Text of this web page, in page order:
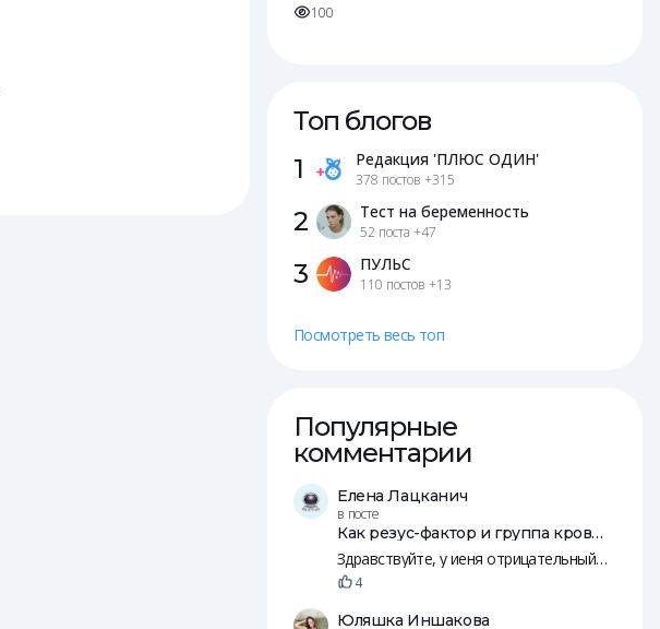
100
Топ блогов
1
Редакция 'ПЛЮС ОДИН'
378 постов+315
2 Тест на беременность
52 поста+47
3 ПУЛЬС
110 постов+13
Посмотреть весь топ
Популярные
комментарии
Елена Лацканич
в посте
Как резус-фактор и группа крови влияют на зачатие и беременность
Здравствуйте, у иеня отрицательный резус, у мужа положительны. Пятеро общих детей, младшей уде 14 лет.
4
Юляшка Иншакова